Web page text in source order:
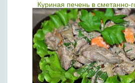
Куриная печень в сметанно-